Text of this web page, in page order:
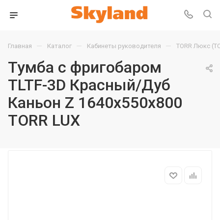
Главная — Каталог — Кабинеты руководителя — TORR Люкс
Тумба с фригобаром
TLTF-3D Красный/Дуб
Каньон Z 1640х550х800
TORR LUX